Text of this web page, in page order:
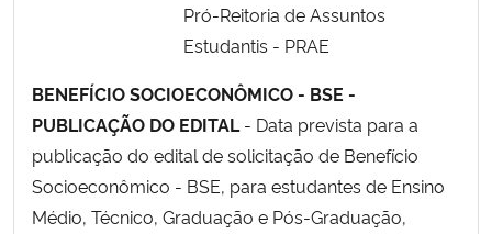
Pró-Reitoria de Assuntos
Estudantis - PRAE
BENEFÍCIO SOCIOECONÔMICO - BSE -
PUBLICAÇÃO DO EDITAL- Data prevista para a
publicação do edital de solicitação de Benefício
Socioeconômico - BSE, para estudantes de Ensino
Médio, Técnico, Graduação e Pós-Graduação,